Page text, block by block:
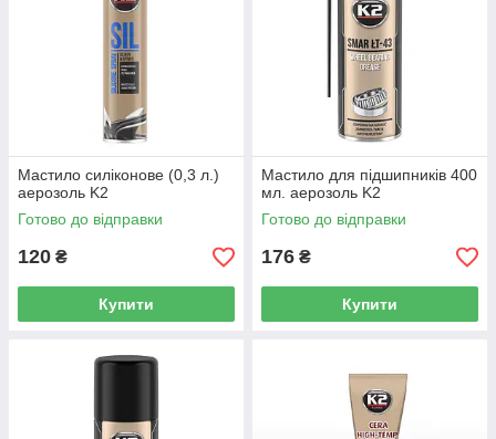
Мастило силіконове (0,3 л.)
аерозоль K2
Готово до відправки
120 ₴
Купити
Мастило для підшипників 400
мл. аерозоль K2
Готово до відправки
176 ₴
Купити